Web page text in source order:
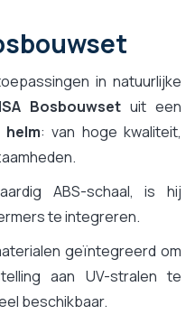
in natuurlijke
Bosbouwsetuit een
: van hoge kwaliteit,
ABS-schaal, is hij
te integreren.
geïntegreerd om
aan UV-stralen te
beschikbaar.